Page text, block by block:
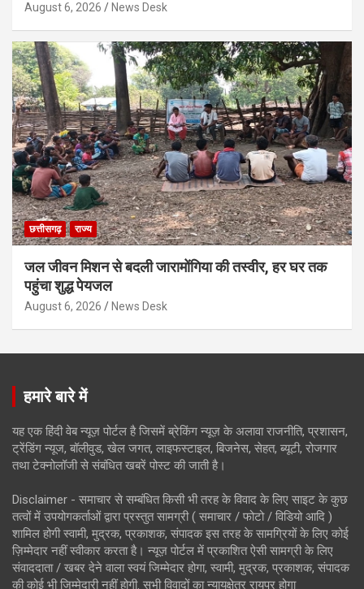
August 6, 2026 News Desk
छत्तीसगढ़ राज्य
जल जीवन मिशन से बदली जारामोंगिया की तस्वीर, हर घर तक
पहुंचा शुद्ध पेयजल
August 6, 2026 News Desk
हमारे बारे में
यह एक हिंदी वेब न्यूज़ पोर्टल है जिसमें ब्रेकिंग न्यूज़ के अलावा राजनीति, प्रशासन,
ट्रेंडिंग न्यूज, बॉलीवुड, खेल जगत, लाइफस्टाइल, बिजनेस, सेहत, ब्यूटी, रोजगार
तथा टेक्नोलॉजी से संबंधित खबरें पोस्ट की जाती है।
Disclaimer - समाचार से सम्बंधित किसी भी तरह के विवाद के लिए साइट के कुछ
तत्वों में उपयोगकर्ताओं द्वारा प्रस्तुत सामग्री ( समाचार / फोटो / विडियो आदि )
शामिल होगी स्वामी, मुद्रक, प्रकाशक, संपादक इस तरह के सामग्रियों के लिए कोई
ज़िम्मेदार नहीं स्वीकार करता है। न्यूज़ पोर्टल में प्रकाशित ऐसी सामग्री के लिए
संवाददाता / खबर देने वाला स्वयं जिम्मेदार होगा, स्वामी, मुद्रक, प्रकाशक, संपादक
की कोई भी जिम्मेदारी नहीं होगी. सभी विवादों का न्यायक्षेत्र रायपुर होगा